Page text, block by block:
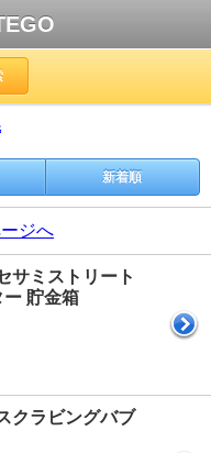
新着順
ジへ
サミストリート
貯金箱
クラビングバブ